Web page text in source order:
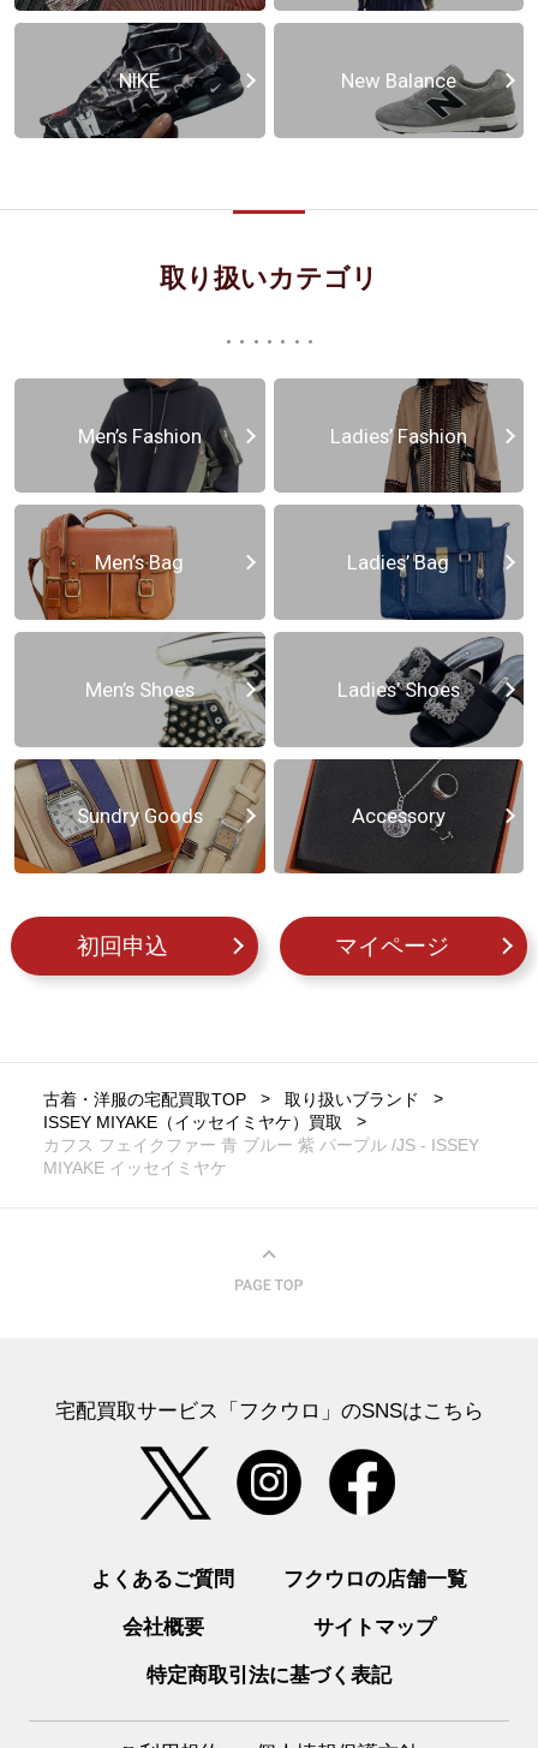
NIKE New Balance
取り扱いカテゴリ
Men’s Fashion Ladies’ Fashion
Men’s Bag Ladies’ Bag
Men’s Shoes Ladies’ Shoes
Sundry Goods Accessory
初回申込 マイページ
古着・洋服の宅配買取TOP
取り扱いブランド
ISSEY MIYAKE（イッセイミヤケ）買取
カフス フェイクファー 青 ブルー 紫 パープル /JS - ISSEY
MIYAKE イッセイミヤケ
宅配買取サービス「フクウロ」のSNSはこちら
よくあるご質問 フクウロの店舗一覧
会社概要 サイトマップ
特定商取引法に基づく表記